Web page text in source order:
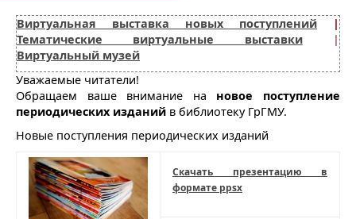
Виртуальная выставка новых поступлений |
Тематические виртуальные выставки|
Виртуальный музей
Уважаемые читатели!
Обращаем ваше внимание на новое поступление
периодических изданий в библиотеку ГрГМУ.
Новые поступления периодических изданий
Скачать презентацию в
формате ppsx